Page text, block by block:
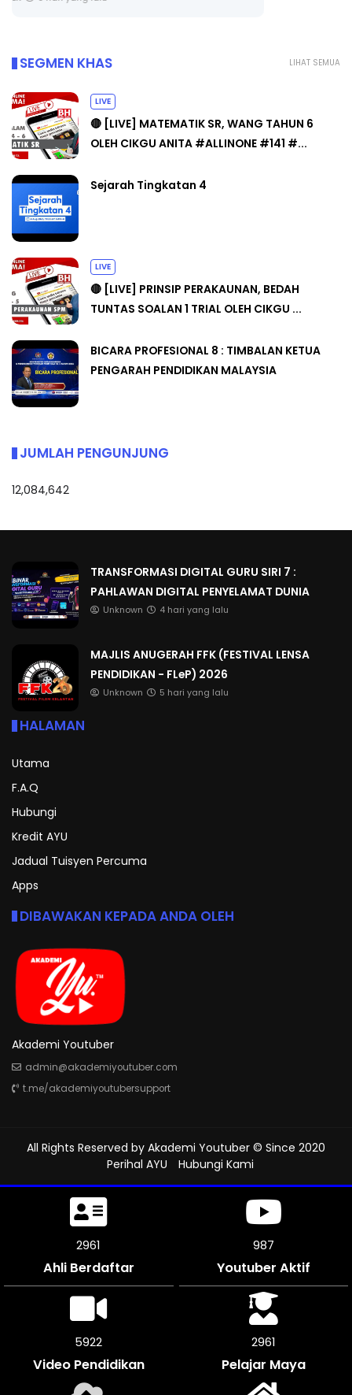
LIHAT SEMUA
SEGMEN KHAS
LIVE
🔴 [LIVE] MATEMATIK SR, WANG TAHUN 6
OLEH CIKGU ANITA #ALLINONE #141 #...
Sejarah Tingkatan 4
LIVE
🔴 [LIVE] PRINSIP PERAKAUNAN, BEDAH
TUNTAS SOALAN 1 TRIAL OLEH CIKGU ...
BICARA PROFESIONAL 8 : TIMBALAN KETUA
PENGARAH PENDIDIKAN MALAYSIA
JUMLAH PENGUNJUNG
12,084,642
TRANSFORMASI DIGITAL GURU SIRI 7 :
PAHLAWAN DIGITAL PENYELAMAT DUNIA
Unknown 4 hari yang lalu
MAJLIS ANUGERAH FFK (FESTIVAL LENSA
PENDIDIKAN - FLeP) 2026
Unknown 5 hari yang lalu
HALAMAN
Utama
F.A.Q
Hubungi
Kredit AYU
Jadual Tuisyen Percuma
Apps
DIBAWAKAN KEPADA ANDA OLEH
Akademi Youtuber
admin@akademiyoutuber.com
t.me/akademiyoutubersupport
All Rights Reserved by Akademi Youtuber © Since 2020
Perihal AYU
Hubungi Kami
3474
Ahli Berdaftar
1158
Youtuber Aktif
6948
Video Pendidikan
3474
Pelajar Maya